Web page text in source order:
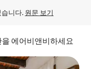
니다. 원문 보기
에어비앤비하세요